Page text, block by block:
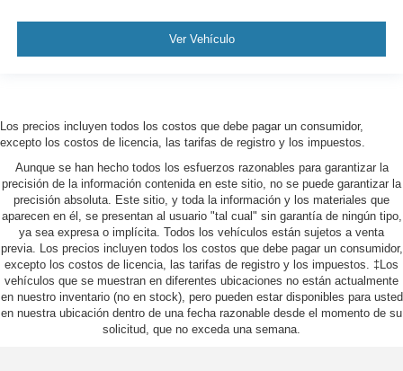
Ver Vehículo
Los precios incluyen todos los costos que debe pagar un consumidor,
excepto los costos de licencia, las tarifas de registro y los impuestos.
Aunque se han hecho todos los esfuerzos razonables para garantizar la
precisión de la información contenida en este sitio, no se puede garantizar la
precisión absoluta. Este sitio, y toda la información y los materiales que
aparecen en él, se presentan al usuario "tal cual" sin garantía de ningún tipo,
ya sea expresa o implícita. Todos los vehículos están sujetos a venta
previa. Los precios incluyen todos los costos que debe pagar un consumidor,
excepto los costos de licencia, las tarifas de registro y los impuestos. ‡Los
vehículos que se muestran en diferentes ubicaciones no están actualmente
en nuestro inventario (no en stock), pero pueden estar disponibles para usted
en nuestra ubicación dentro de una fecha razonable desde el momento de su
solicitud, que no exceda una semana.